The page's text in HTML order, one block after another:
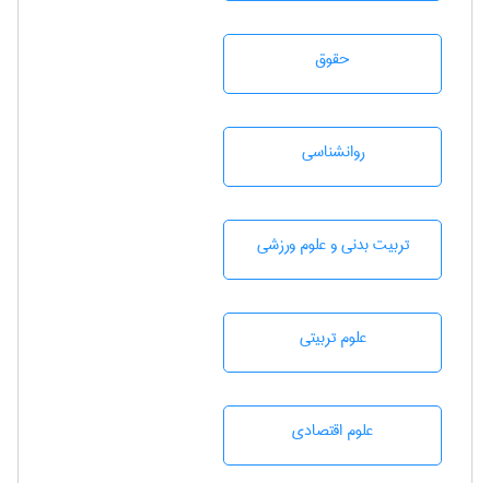
حقوق
روانشناسی
تربيت بدنی و علوم ورزشی
علوم تربيتی
علوم اقتصادی